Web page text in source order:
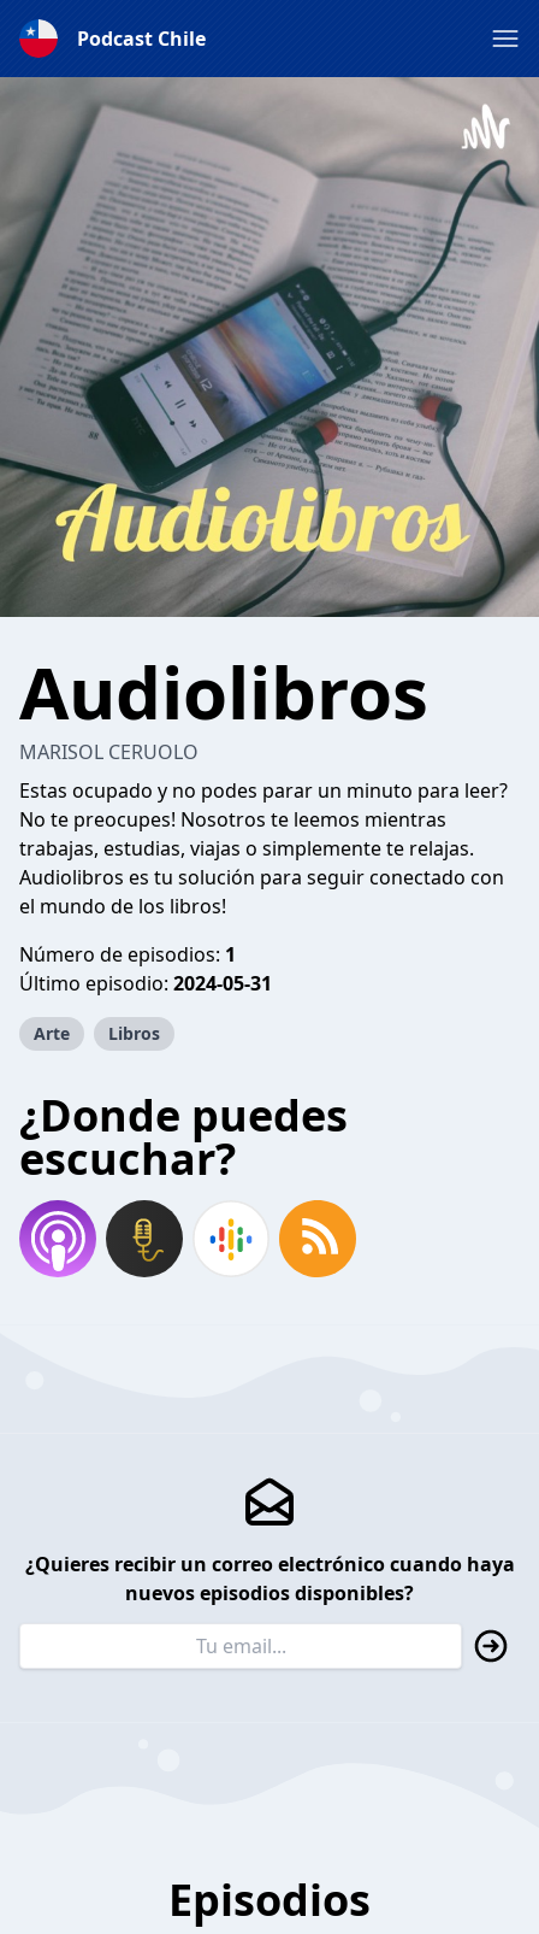
Podcast Chile
Audiolibros
MARISOL CERUOLO
Estas ocupado y no podes parar un minuto para leer?
No te preocupes! Nosotros te leemos mientras
trabajas, estudias, viajas o simplemente te relajas.
Audiolibros es tu solución para seguir conectado con
el mundo de los libros!
Número de episodios: 1
Último episodio: 2024-05-31
Arte Libros
¿Donde puedes
escuchar?
¿Quieres recibir un correo electrónico cuando haya
nuevos episodios disponibles?
Episodios